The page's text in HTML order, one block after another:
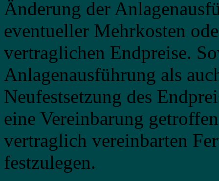
Änderung der
eventueller Mehrkosten
vertraglichen Endpreise.
Anlagenausführung als
Neufestsetzung des
eine Vereinbarung
vertraglich vereinbarten
festzulegen.